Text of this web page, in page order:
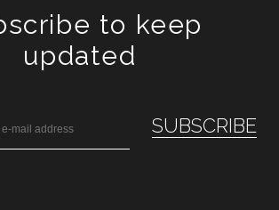
to keep
updated